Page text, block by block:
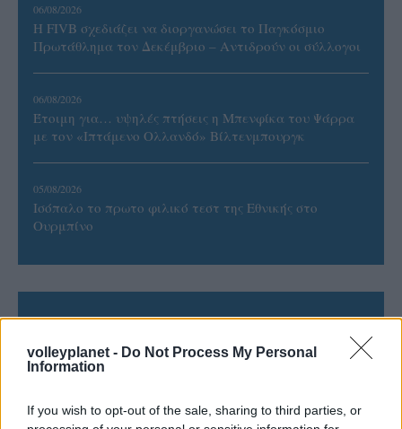
volleyplanet - Do Not Process My Personal
Information
If you wish to opt-out of the sale, sharing to third parties, or
06/08/2026
Η FIVB σχεδιάζει να διοργανώσει το Παγκόσμιο
Πρωτάθλημα τον Δεκέμβριο – Αντιδρούν οι σύλλογοι
06/08/2026
Έτοιμη για… υψηλές πτήσεις η Μπενφίκα του Ψάρρα
με τον «Ιπτάμενο Ολλανδό» Βίλτενμπουργκ
05/08/2026
Ισόπαλο το πρωτο φιλικό τεστ της Εθνικής στο
Ουρμπίνο
ΠΕΝΥ ΡΟΝΤΟΓΙΑΝΝΗ